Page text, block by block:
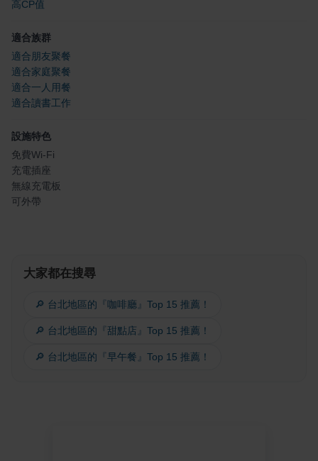
高CP值
適合族群
適合朋友聚餐
適合家庭聚餐
適合一人用餐
適合讀書工作
設施特色
免費Wi-Fi
充電插座
無線充電板
可外帶
大家都在搜尋
🔎 台北地區的『咖啡廳』Top 15 推薦！
🔎 台北地區的『甜點店』Top 15 推薦！
🔎 台北地區的『早午餐』Top 15 推薦！